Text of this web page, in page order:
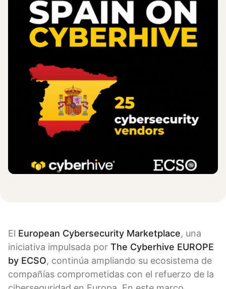
El European Cybersecurity Marketplace, una
iniciativa impulsada por The Cyberhive EUROPE
by ECSO, continúa ampliando su ecosistema de
compañías comprometidas con el refuerzo de la